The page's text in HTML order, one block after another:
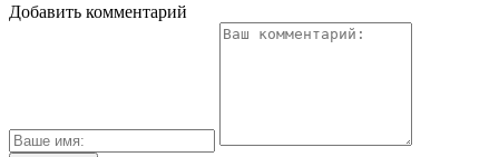
Добавить комментарий